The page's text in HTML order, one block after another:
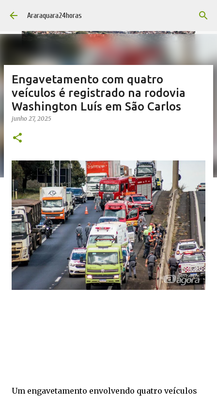
Pular para o conteúdo principal
Araraquara24horas
Engavetamento com quatro
veículos é registrado na rodovia
Washington Luís em São Carlos
junho 27, 2025
Um engavetamento envolvendo quatro veículos